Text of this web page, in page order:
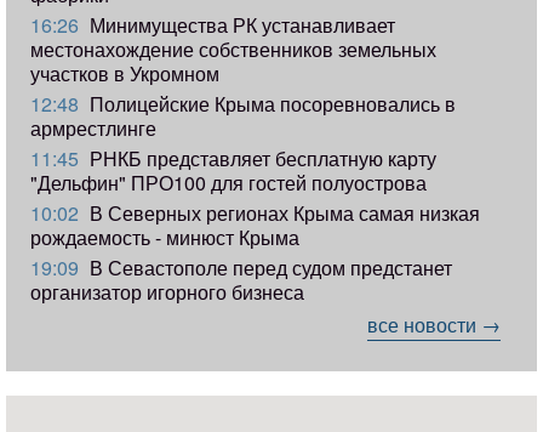
16:26 Минимущества РК устанавливает
местонахождение собственников земельных
участков в Укромном
12:48 Полицейские Крыма посоревновались в
армрестлинге
11:45 РНКБ представляет бесплатную карту
"Дельфин" ПРО100 для гостей полуострова
10:02 В Северных регионах Крыма самая низкая
рождаемость - минюст Крыма
19:09 В Севастополе перед судом предстанет
организатор игорного бизнеса
все новости →